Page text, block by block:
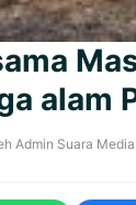
alam
Admin Suara Media